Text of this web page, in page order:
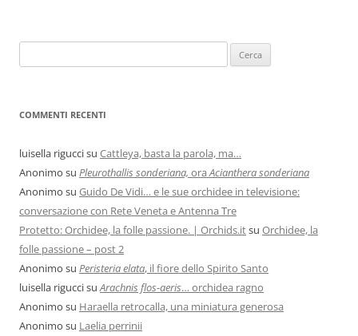
COMMENTI RECENTI
luisella riguccisu Cattleya, basta la parola, ma…
Anonimo su Pleurothallis sonderiana, ora Acianthera sonderiana
Anonimo su Guido De Vidi… e le sue orchidee in televisione:
conversazione con Rete Veneta e Antenna Tre
Protetto: Orchidee, la folle passione. | Orchids.itsu Orchidee, la
folle passione – post 2
Anonimo su Peristeria elata, il fiore dello Spirito Santo
luisella riguccisu Arachnis flos-aeris… orchidea ragno
Anonimo su Haraella retrocalla, una miniatura generosa
Anonimo su Laelia perrinii